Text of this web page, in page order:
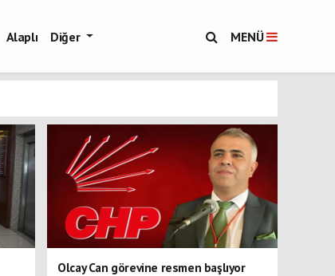
Alaplı Diğer MENÜ
Olcay Can görevine resmen başlıyor